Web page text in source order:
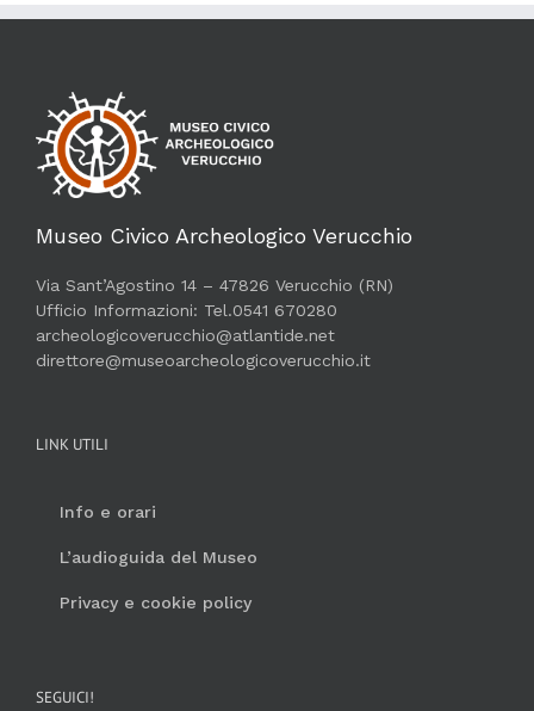
Museo Civico Archeologico Verucchio
Via Sant’Agostino 14 – 47826 Verucchio (RN)
Ufficio Informazioni: Tel.0541 670280
archeologicoverucchio@atlantide.net
direttore@museoarcheologicoverucchio.it
LINK UTILI
Info e orari
L’audioguida del Museo
Privacy e cookie policy
SEGUICI!